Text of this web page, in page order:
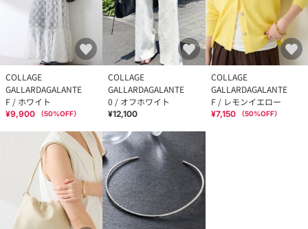
COLLAGE
GALLARDAGALANTE
F / ホワイト
¥9,900 （50%OFF）
COLLAGE
GALLARDAGALANTE
0 / オフホワイト
¥12,100
COLLAGE
GALLARDAGALANTE
F / レモンイエロー
¥7,150 （50%OFF）